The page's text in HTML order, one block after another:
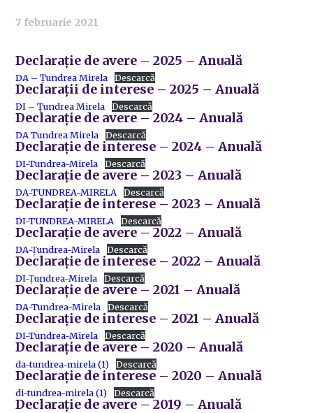
7 februarie 2021
Declarație de avere – 2025 – Anuală
DA – Țundrea Mirela Descarcă
Declarații de interese – 2025 – Anuală
DI – Țundrea Mirela Descarcă
Declarație de avere – 2024 – Anuală
DA Tundrea Mirela Descarcă
Declarație de interese – 2024 – Anuală
DI-Tundrea-Mirela Descarcă
Declarație de avere – 2023 – Anuală
DA-TUNDREA-MIRELA Descarcă
Declarație de interese – 2023 – Anuală
DI-TUNDREA-MIRELA Descarcă
Declarație de avere – 2022 – Anuală
DA-Țundrea-Mirela Descarcă
Declarație de interese – 2022 – Anuală
DI-Țundrea-Mirela Descarcă
Declarație de avere – 2021 – Anuală
DA-Tundrea-Mirela Descarcă
Declarație de interese – 2021 – Anuală
DI-Tundrea-Mirela Descarcă
Declarație de avere – 2020 – Anuală
da-tundrea-mirela (1) Descarcă
Declarație de interese – 2020 – Anuală
di-tundrea-mirela (1) Descarcă
Declarație de avere – 2019 – Anuală